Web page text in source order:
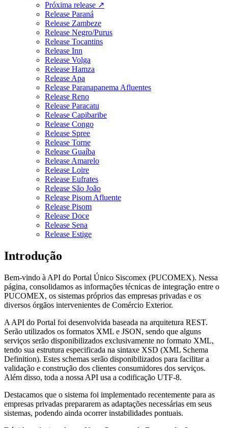
Próxima release ↗
Release Paraná
Release Zambeze
Release Negro/Purus
Release Tocantins
Release Inn
Release Volga
Release Hamza
Release Apa
Release Paranapanema Afluentes
Release Reno
Release Paracatu
Release Capibaribe
Release Congo
Release Spree
Release Torne
Release Guaíba
Release Amarelo
Release Loire
Release Eufrates
Release São João
Release Pisom Afluente
Release Pisom
Release Doce
Release Sena
Release Estige
Introdução
Bem-vindo à API do Portal Único Siscomex (PUCOMEX). Nessa
página, consolidamos as informações técnicas de integração entre o
PUCOMEX, os sistemas próprios das empresas privadas e os
diversos órgãos intervenientes de Comércio Exterior.
A API do Portal foi desenvolvida baseada na arquitetura REST.
Serão utilizados os formatos XML e JSON, sendo que alguns
serviços serão disponibilizados exclusivamente no formato XML,
tendo sua estrutura especificada na sintaxe XSD (XML Schema
Definition). Estes schemas serão disponibilizados para facilitar a
validação e construção dos clientes consumidores dos serviços.
Além disso, toda a nossa API usa a codificação UTF-8.
Destacamos que o sistema foi implementado recentemente para as
empresas privadas prepararem as adaptações necessárias em seus
sistemas, podendo ainda ocorrer instabilidades pontuais.